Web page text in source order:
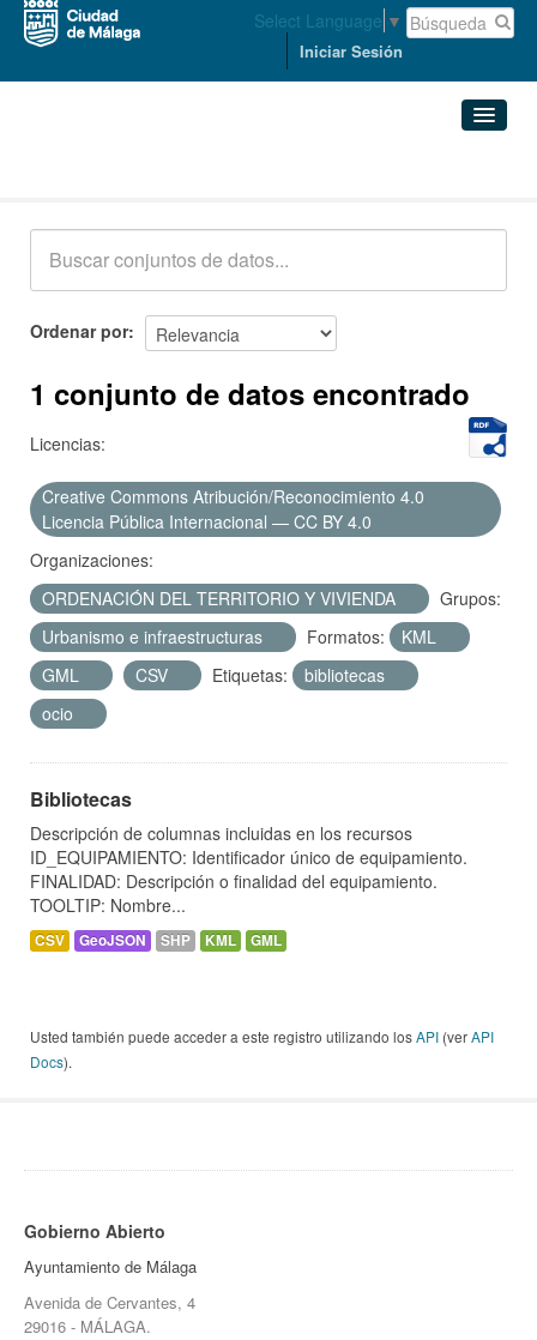
Select Language ▼
Iniciar Sesión
Acerca de
Ordenar por
1 conjunto de datos encontrado
Licencias:
Creative Commons Atribución/Reconocimiento 4.0
Licencia Pública Internacional — CC BY 4.0
Organizaciones:
ORDENACIÓN DEL TERRITORIO Y VIVIENDA
Grupos:
Urbanismo e infraestructuras
Formatos:
KML
GML
CSV Etiquetas:
bibliotecas
ocio
Bibliotecas
Descripción de columnas incluidas en los recursos
ID_EQUIPAMIENTO: Identificador único de equipamiento.
FINALIDAD: Descripción o finalidad del equipamiento.
TOOLTIP: Nombre...
CSV GeoJSON SHP KML GML
Usted también puede acceder a este registro utilizando losAPI (verAPI
Docs).
Gobierno Abierto
Ayuntamiento de Málaga
Avenida de Cervantes, 4
29016 - MÁLAGA.